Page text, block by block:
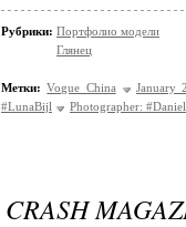
Рубрики: Портфолио модели
Глянец
Метки: Vogue China
January
#LunaBijl
Photographer:
CRASH